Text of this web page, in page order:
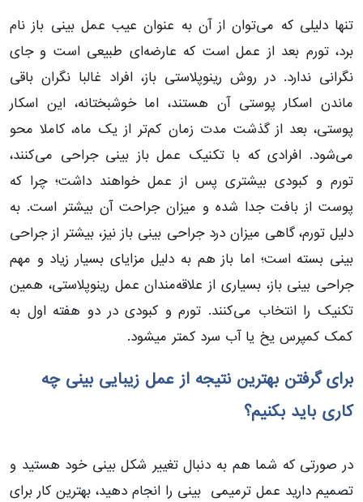
تنها دلیلی که می‌توان از آن به عنوان عیب عمل بینی باز نام
برد، تورم بعد از عمل است که عارضه‌ای طبیعی است و جای
نگرانی ندارد. در روش رینوپلاستی باز، افراد غالبا نگران باقی
ماندن اسکار پوستی آن هستند، اما خوشبختانه، این اسکار
پوستی، بعد از گذشت مدت زمان کم‌تر از یک ماه، کاملا محو
می‌شود. افرادی که با تکنیک عمل باز بینی جراحی می‌کنند،
تورم و کبودی بیشتری پس از عمل خواهند داشت؛ چرا که
پوست از بافت جدا شده و میزان جراحت آن بیشتر است. به
دلیل تورم، گاهی میزان درد جراحی بینی باز نیز، بیشتر از جراحی
بینی بسته است؛ اما باز هم به دلیل مزایای بسیار زیاد و مهم
جراحی بینی باز، بسیاری از علاقه‌مندان عمل رینوپلاستی، همین
تکنیک را انتخاب می‌کنند. تورم و کبودی در دو هفته اول به
کمک کمپرس یخ یا آب سرد کمتر میشود.
برای گرفتن بهترین نتیجه از عمل زیبایی بینی چه
کاری باید بکنیم؟
در صورتی که شما هم به دنبال تغییر شکل بینی خود هستید و
تصمیم دارید عمل ترمیمی بینی را انجام دهید، بهترین کار برای